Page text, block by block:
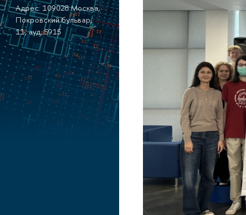
Адрес: 109028 Москва,
Покровский бульвар,
11, ауд. S915